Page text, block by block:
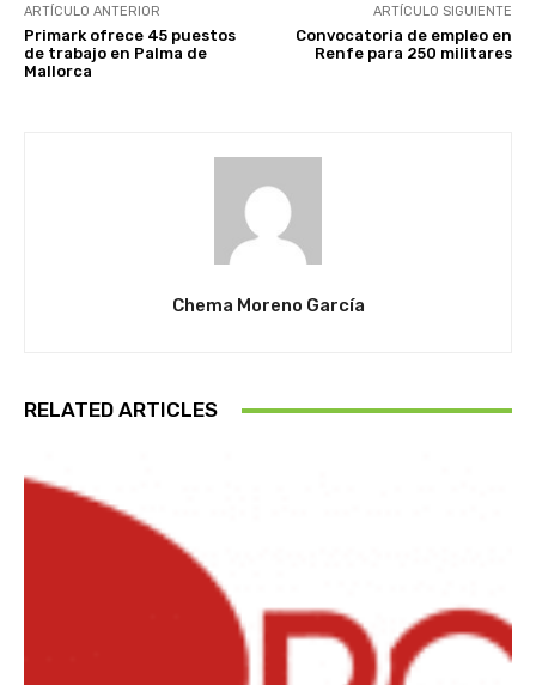
ARTÍCULO ANTERIOR
Primark ofrece 45 puestos
de trabajo en Palma de
Mallorca
ARTÍCULO SIGUIENTE
Convocatoria de empleo en
Renfe para 250 militares
Chema Moreno García
RELATED ARTICLES